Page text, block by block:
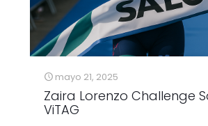
mayo 21, 2025
Zaira Lorenzo Challenge
ViTAG